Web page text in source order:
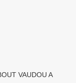
VAUDOU A